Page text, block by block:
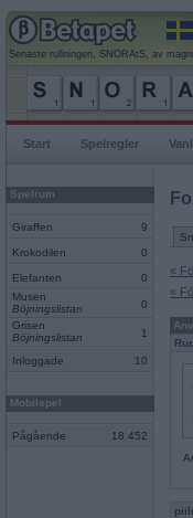
Senaste rullningen, SNORAtS, av
Start Spelregler
Spelrum
Giraffen 9
Krokodilen 0
Elefanten
0
Musen
Böjningslistan
0
Grisen
Böjningslistan
1
Inloggade 10
Mobilspel
Pågående 18 452
«
«